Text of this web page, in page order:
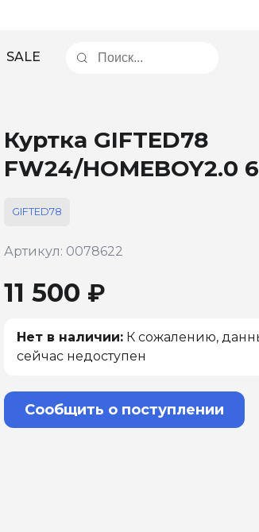
SALE
Куртка GIFTED78
FW24/HOMEBOY2.0
GIFTED78
Артикул: 0078622
11 500 ₽
Нет в наличии: К сожалению,
сейчас недоступен
Сообщить о поступлении